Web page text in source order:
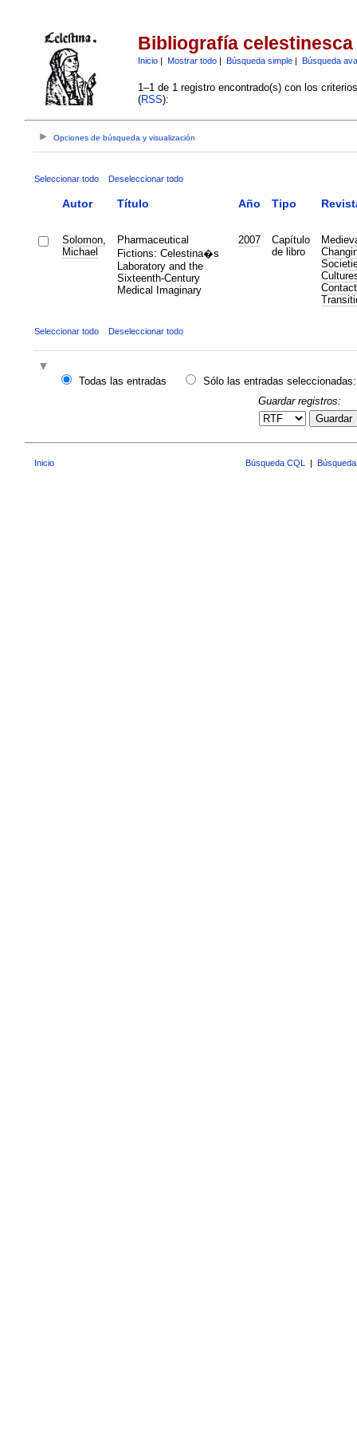
Bibliografía celestinesca
Inicio| Mostrar todo| Búsqueda simple| Búsqueda
1–1 de 1 registro encontrado(s) con los
(RSS):
Opciones de búsqueda y visualización
Seleccionar todo Deseleccionar todo
Autor Título Año Tipo
Solomon,
Michael
Pharmaceutical
Fictions: Celestina�s
Laboratory and the
Sixteenth-Century
Medical Imaginary
2007
Capítulo
de libro
Seleccionar todo Deseleccionar todo
Todas las entradas
Sólo las entradas seleccionadas:
Guardar registros:
Guardar
Inicio Búsqueda CQL